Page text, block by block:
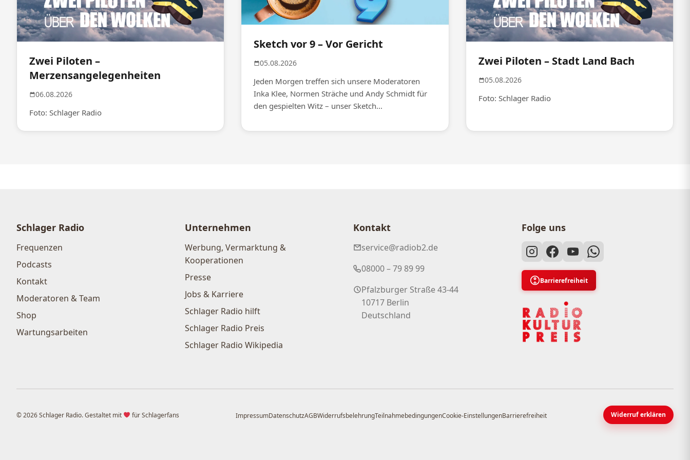
Zwei Piloten –
Merzensangelegenheiten
06.08.2026
Foto: Schlager Radio
Sketch vor 9 – Vor Gericht
05.08.2026
Jeden Morgen treffen sich unsere Moderatoren
Inka Klee, Normen Sträche und Andy Schmidt für
den gespielten Witz – unser Sketch...
Zwei Piloten – Stadt Land Bach
05.08.2026
Foto: Schlager Radio
Schlager Radio
Frequenzen
Podcasts
Kontakt
Moderatoren & Team
Shop
Wartungsarbeiten
Unternehmen
Werbung, Vermarktung &
Kooperationen
Presse
Jobs & Karriere
Schlager Radio hilft
Schlager Radio Preis
Schlager Radio Wikipedia
Kontakt
service@radiob2.de
08000 – 79 89 99
Pfalzburger Straße 43-44
10717 Berlin
Deutschland
Folge uns
Barrierefreiheit
© 2026 Schlager Radio. Gestaltet mit für Schlagerfans ImpressumDatenschutzAGBWiderrufsbelehrungTeilnahmebedingungenCookie-EinstellungenBarrierefreiheit Widerruf erklären